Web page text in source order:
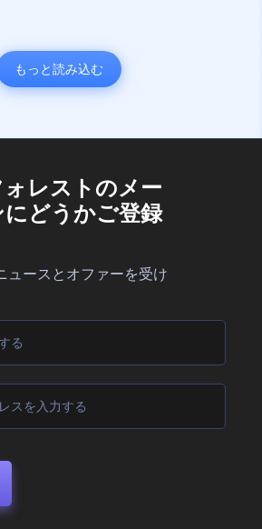
もっと読み込む
レストのメー
どうかご登録
ュースとオファーを受け